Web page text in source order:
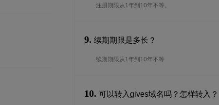
注册期限从1年到10年不等。
9. 续期期限是多长？
续期期限从1年到10年不等
10. 可以转入gives域名吗？怎样转入？